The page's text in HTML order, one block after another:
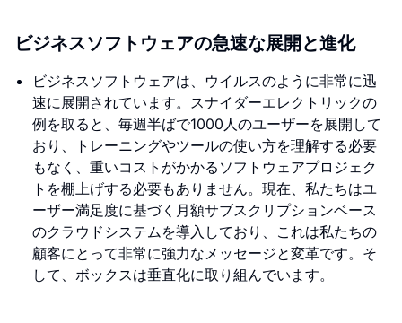
ビジネスソフトウェアの急速な展開と進化
ビジネスソフトウェアは、ウイルスのように非常に迅
速に展開されています。スナイダーエレクトリックの
例を取ると、毎週半ばで1000人のユーザーを展開して
おり、トレーニングやツールの使い方を理解する必要
もなく、重いコストがかかるソフトウェアプロジェク
トを棚上げする必要もありません。現在、私たちはユ
ーザー満足度に基づく月額サブスクリプションベース
のクラウドシステムを導入しており、これは私たちの
顧客にとって非常に強力なメッセージと変革です。そ
して、ボックスは垂直化に取り組んでいます。